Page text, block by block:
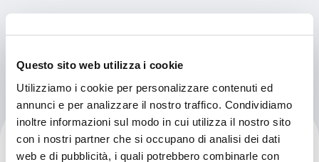
Questo sito web utilizza i cookie
Utilizziamo i cookie per personalizzare contenuti ed
annunci e per analizzare il nostro traffico. Condividiamo
inoltre informazioni sul modo in cui utilizza il nostro sito
con i nostri partner che si occupano di analisi dei dati
web e di pubblicità, i quali potrebbero combinarle con
Carglass - Arezzo